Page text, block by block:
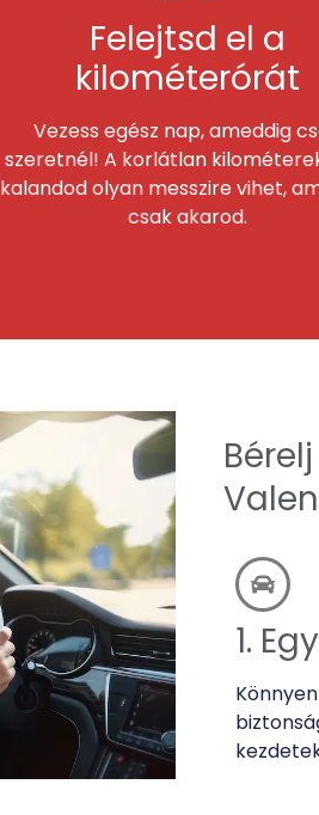
Felejtsd el a
kilométerórát
Vezess egész nap, ameddig
szeretnél! A korlátlan
kalandod olyan messzire vihet,
csak akarod.
1.